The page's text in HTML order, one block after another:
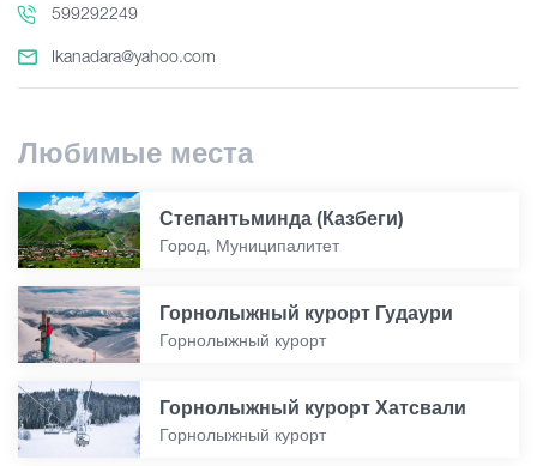
599292249
Ikanadara@yahoo.com
Любимые места
Степантьминда (Казбеги)
Город, Муниципалитет
Горнолыжный курорт Гудаури
Горнолыжный курорт
Горнолыжный курорт Хатсвали
Горнолыжный курорт